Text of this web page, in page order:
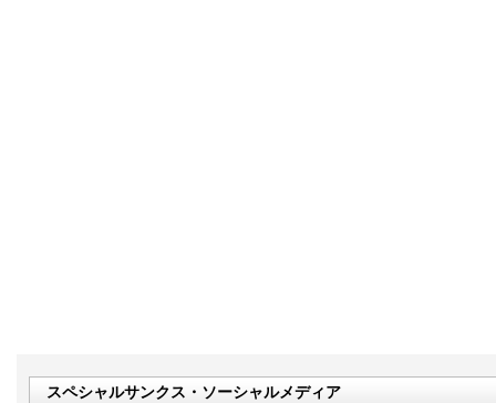
スペシャルサンクス・ソーシャルメディア